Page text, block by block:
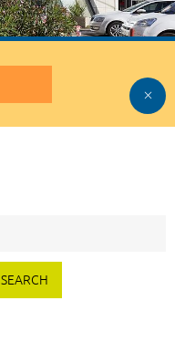
SEARCH